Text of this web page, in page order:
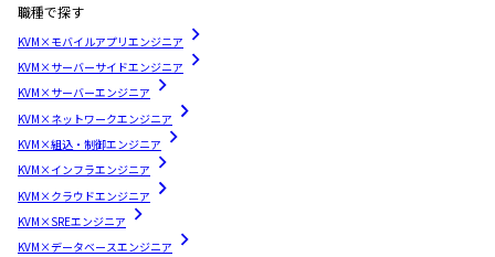
職種で探す
KVM×モバイルアプリエンジニア
KVM×サーバーサイドエンジニア
KVM×サーバーエンジニア
KVM×ネットワークエンジニア
KVM×組込・制御エンジニア
KVM×インフラエンジニア
KVM×クラウドエンジニア
KVM×SREエンジニア
KVM×データベースエンジニア